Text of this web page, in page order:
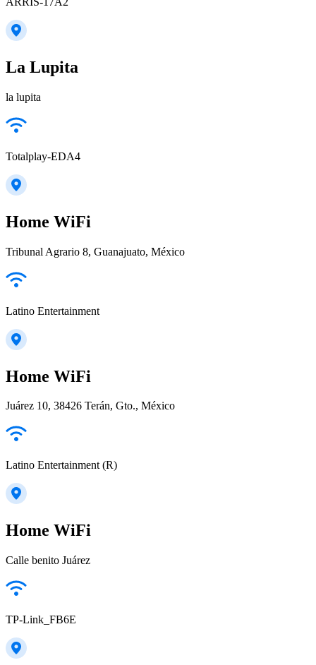
La Lupita
la lupita
Totalplay-EDA4
Home WiFi
Tribunal Agrario 8, Guanajuato, México
Latino Entertainment
Home WiFi
Juárez 10, 38426 Terán, Gto., México
Latino Entertainment (R)
Home WiFi
Calle benito Juárez
TP-Link_FB6E